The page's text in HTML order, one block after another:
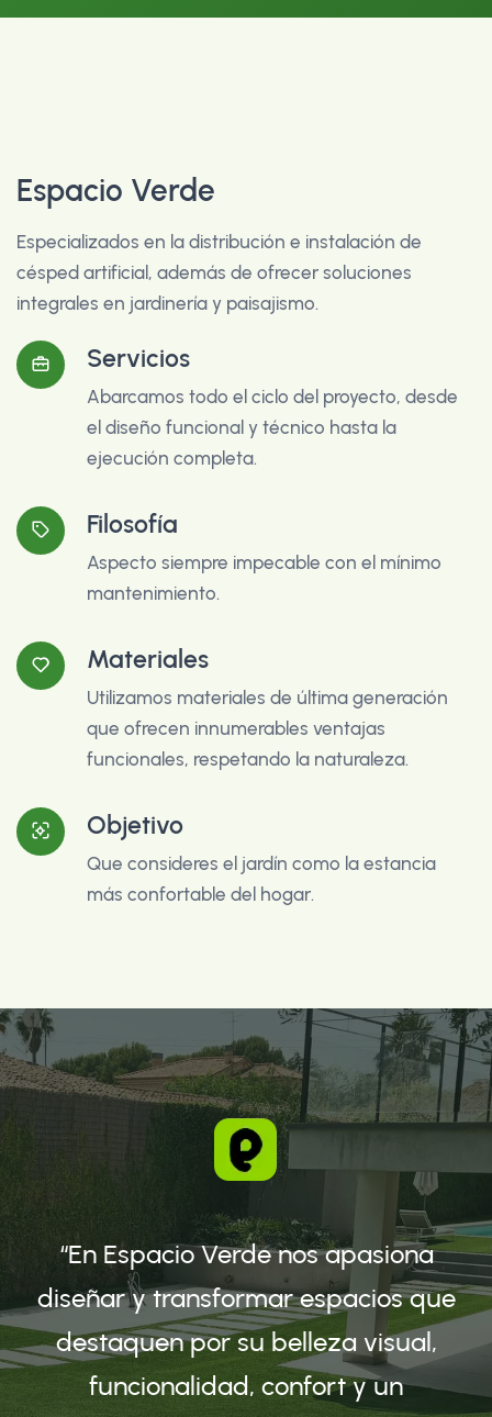
Espacio Verde
Especializados en la distribución e instalación de
césped artificial, además de ofrecer soluciones
integrales en jardinería y paisajismo.
Servicios
Abarcamos todo el ciclo del proyecto, desde
el diseño funcional y técnico hasta la
ejecución completa.
Filosofía
Aspecto siempre impecable con el mínimo
mantenimiento.
Materiales
Utilizamos materiales de última generación
que ofrecen innumerables ventajas
funcionales, respetando la naturaleza.
Objetivo
Que consideres el jardín como la estancia
más confortable del hogar.
“En Espacio Verde nos apasiona
diseñar y transformar espacios que
destaquen por su belleza visual,
funcionalidad, confort y un